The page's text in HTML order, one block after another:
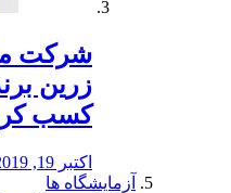
شرکت
زرین
کسب
اکتبر 19, 2019
آزمایشگاه ها